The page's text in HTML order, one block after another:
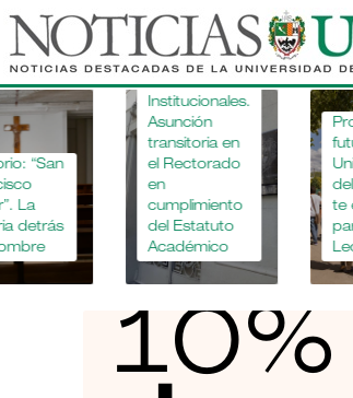
Pasar
contenido
principal
Novedades
Institucionales.
transitoria en
el Rectorado
cumplimiento
del Estatuto
Proyectá tu
futuro: La
Universidad
del Salvador
te espera
para el Ciclo
Lectivo 2027